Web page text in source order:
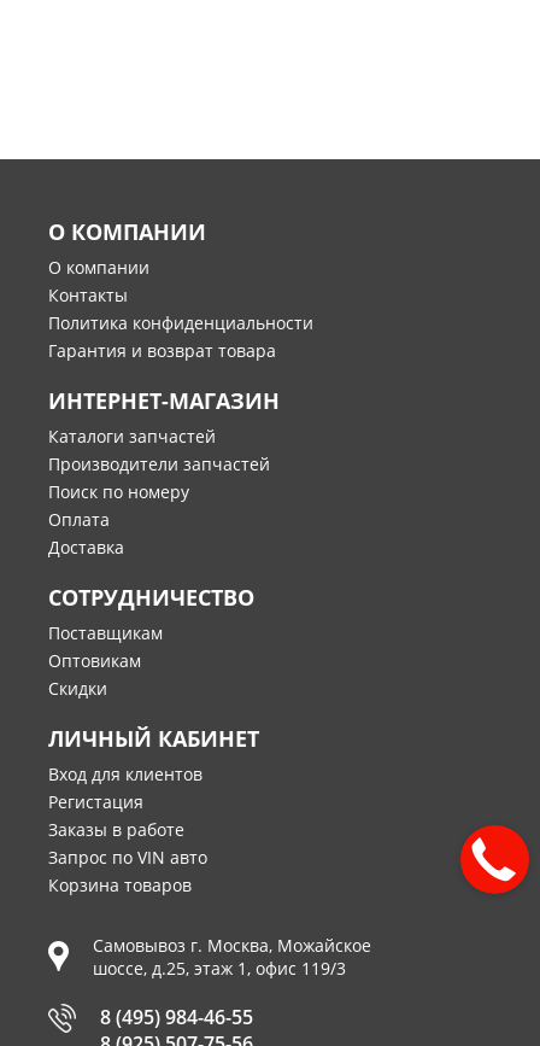
О КОМПАНИИ
О компании
Контакты
Политика конфиденциальности
Гарантия и возврат товара
ИНТЕРНЕТ-МАГАЗИН
Каталоги запчастей
Производители запчастей
Поиск по номеру
Оплата
Доставка
СОТРУДНИЧЕСТВО
Поставщикам
Оптовикам
Скидки
ЛИЧНЫЙ КАБИНЕТ
Вход для клиентов
Регистация
Заказы в работе
Запрос по VIN авто
Корзина товаров
Самовывоз г. Москва, Можайское
шоссе, д.25, этаж 1, офис 119/3
8 (495) 984-46-55